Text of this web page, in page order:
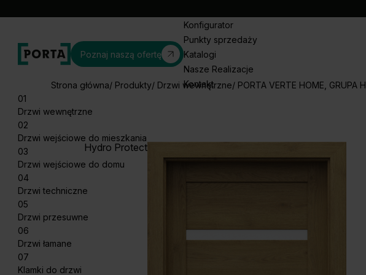
Poznaj naszą ofertę
Konfigurator
Punkty sprzedaży
Katalogi
Nasze Realizacje
Kontakt
01
Drzwi wewnętrzne
02
Drzwi wejściowe do mieszkania
03
Drzwi wejściowe do domu
04
Drzwi techniczne
05
Drzwi przesuwne
06
Drzwi łamane
07
Klamki do drzwi
Strona główna Produkty Drzwi wewnętrzne PORTA VERTE HOME, GRUPA H
Hydro Protect